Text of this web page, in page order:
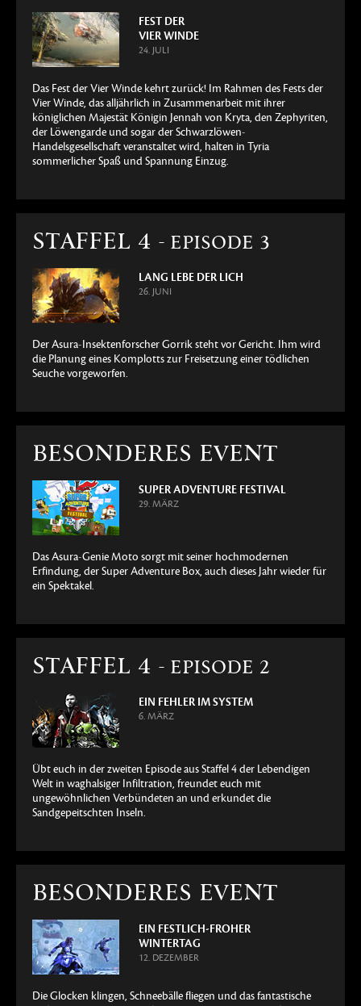
FEST DER
VIER WINDE
24. JULI
Das Fest der Vier Winde kehrt zurück! Im Rahmen des Fests der
Vier Winde, das alljährlich in Zusammenarbeit mit ihrer
königlichen Majestät Königin Jennah von Kryta, den Zephyriten,
der Löwengarde und sogar der Schwarzlöwen-
Handelsgesellschaft veranstaltet wird, halten in Tyria
sommerlicher Spaß und Spannung Einzug.
STAFFEL 4 - EPISODE 3
LANG LEBE DER LICH
26. JUNI
Der Asura-Insektenforscher Gorrik steht vor Gericht. Ihm wird
die Planung eines Komplotts zur Freisetzung einer tödlichen
Seuche vorgeworfen.
BESONDERES EVENT
SUPER ADVENTURE FESTIVAL
29. MÄRZ
Das Asura-Genie Moto sorgt mit seiner hochmodernen
Erfindung, der Super Adventure Box, auch dieses Jahr wieder für
ein Spektakel.
STAFFEL 4 - EPISODE 2
EIN FEHLER IM SYSTEM
6. MÄRZ
Übt euch in der zweiten Episode aus Staffel 4 der Lebendigen
Welt in waghalsiger Infiltration, freundet euch mit
ungewöhnlichen Verbündeten an und erkundet die
Sandgepeitschten Inseln.
BESONDERES EVENT
EIN FESTLICH-FROHER
WINTERTAG
12. DEZEMBER
Die Glocken klingen, Schneebälle fliegen und das fantastische